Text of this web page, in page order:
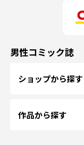
男性コミック誌
ショップから探す
作品から探す